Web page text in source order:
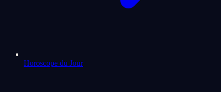
Horoscope du Jour